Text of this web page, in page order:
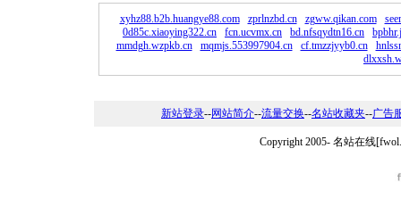
xyhz88.b2b.huangye88.com zprlnzbd.cn zgww.qikan.com
0d85c.xiaoying322.cn
fcn.ucvmx.cn bd.nfsqydtn16.cn
mmdgh.wzpkb.cn
mqmjs.553997904.cn cf.tmzzjyyb0.cn
新站登录--网站简介--流量交换--名站收藏夹--广告
Copyright 2005- 名站在线